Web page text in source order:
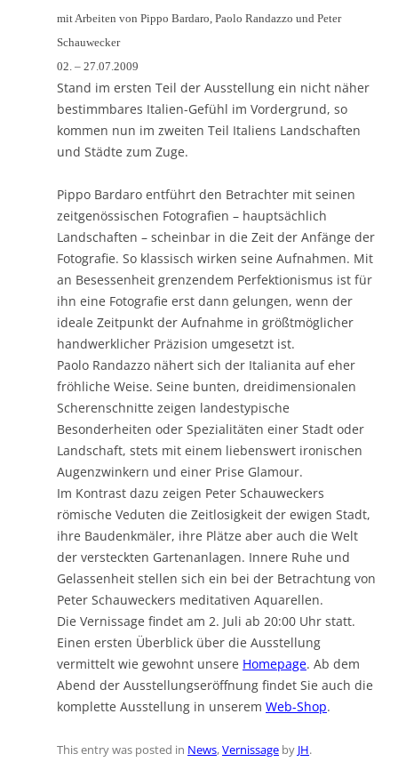
mit Arbeiten von Pippo Bardaro, Paolo Randazzo und Peter
Schauwecker
02. – 27.07.2009
Stand im ersten Teil der Ausstellung ein nicht näher
bestimmbares Italien-Gefühl im Vordergrund, so
kommen nun im zweiten Teil Italiens Landschaften
und Städte zum Zuge.
Pippo Bardaro entführt den Betrachter mit seinen
zeitgenössischen Fotografien – hauptsächlich
Landschaften – scheinbar in die Zeit der Anfänge der
Fotografie. So klassisch wirken seine Aufnahmen. Mit
an Besessenheit grenzendem Perfektionismus ist für
ihn eine Fotografie erst dann gelungen, wenn der
ideale Zeitpunkt der Aufnahme in größtmöglicher
handwerklicher Präzision umgesetzt ist.
Paolo Randazzo nähert sich der Italianita auf eher
fröhliche Weise. Seine bunten, dreidimensionalen
Scherenschnitte zeigen landestypische
Besonderheiten oder Spezialitäten einer Stadt oder
Landschaft, stets mit einem liebenswert ironischen
Augenzwinkern und einer Prise Glamour.
Im Kontrast dazu zeigen Peter Schauweckers
römische Veduten die Zeitlosigkeit der ewigen Stadt,
ihre Baudenkmäler, ihre Plätze aber auch die Welt
der versteckten Gartenanlagen. Innere Ruhe und
Gelassenheit stellen sich ein bei der Betrachtung von
Peter Schauweckers meditativen Aquarellen.
Die Vernissage findet am 2. Juli ab 20:00 Uhr statt.
Einen ersten Überblick über die Ausstellung
vermittelt wie gewohnt unsere Homepage. Ab dem
Abend der Ausstellungseröffnung findet Sie auch die
komplette Ausstellung in unserem Web-Shop.
This entry was posted in News,Vernissage by JH.